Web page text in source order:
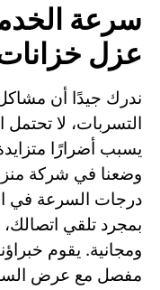
سرعة
عزل
ندرك جيدًا أن
التسربات، لا
يسبب أضرارًا
وضعنا في شركة
درجات السرعة في
بمجرد تلقي اتصالك،
ومجانية. يقوم
مفصل مع عرض